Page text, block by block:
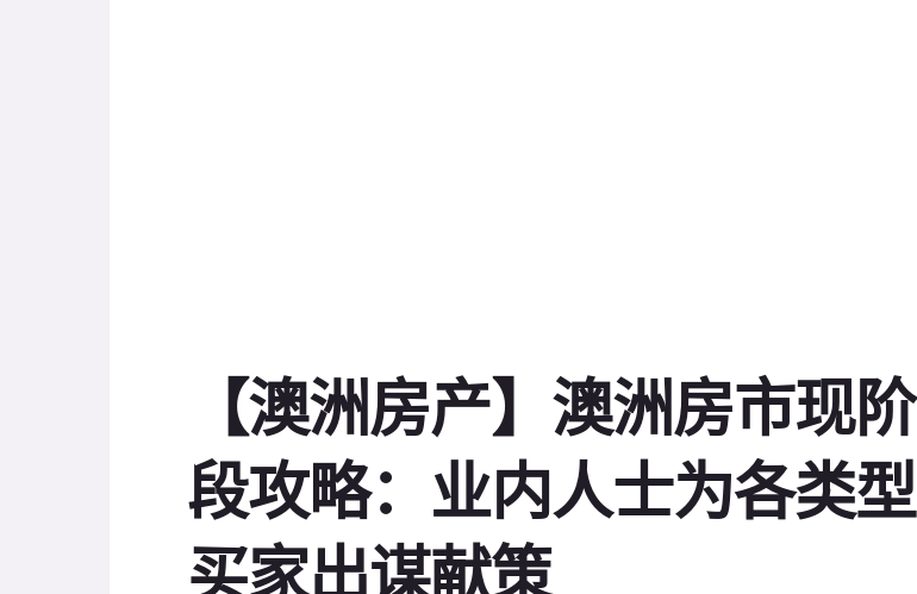
【澳洲房产】澳洲房市现阶
段攻略：业内人士为各类型
买家出谋献策